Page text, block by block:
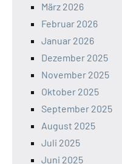
März 2026
Februar 2026
Januar 2026
Dezember 2025
November 2025
Oktober 2025
September 2025
August 2025
Juli 2025
Juni 2025